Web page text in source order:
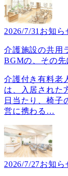
2026/7/31 お知ら
介護施設の共用
BGMの、その先
介護付き有料老
は、入居された
日当たり、椅子
営に携わる …
2026/7/27お知ら